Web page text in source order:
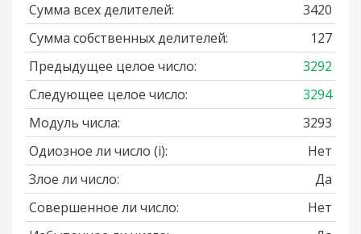
Сумма всех делителей:
3420
Сумма собственных делителей:
127
Предыдущее целое число:
3292
Следующее целое число:
3294
Модуль числа:
3293
Одиозное ли число (i):
Нет
Злое ли число:
Да
Совершенное ли число:
Нет